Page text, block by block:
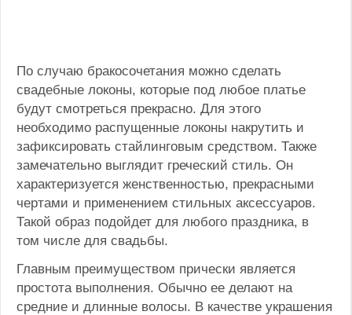
По случаю бракосочетания можно сделать
свадебные локоны, которые под любое платье
будут смотреться прекрасно. Для этого
необходимо распущенные локоны накрутить и
зафиксировать стайлинговым средством. Также
замечательно выглядит греческий стиль. Он
характеризуется женственностью, прекрасными
чертами и применением стильных аксессуаров.
Такой образ подойдет для любого праздника, в
том числе для свадьбы.
Главным преимуществом прически является
простота выполнения. Обычно ее делают на
средние и длинные волосы. В качестве украшения